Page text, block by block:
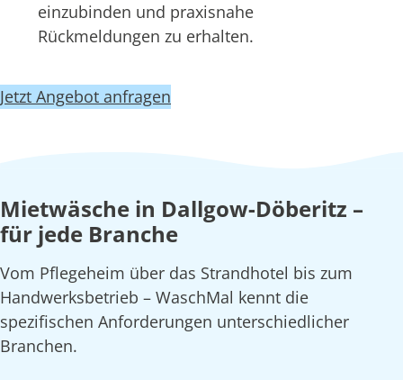
einzubinden und praxisnahe
Rückmeldungen zu erhalten.
Jetzt Angebot anfragen
Mietwäsche in Dallgow-Döberitz –
für jede Branche
Vom Pflegeheim über das Strandhotel bis zum
Handwerksbetrieb – WaschMal kennt die
spezifischen Anforderungen unterschiedlicher
Branchen.